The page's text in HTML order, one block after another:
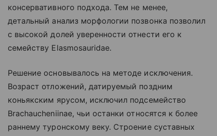
консервативного подхода. Тем не менее,
детальный анализ морфологии позвонка позволил
с высокой долей уверенности отнести его к
семейству Elasmosauridae.
Решение основывалось на методе исключения.
Возраст отложений, датируемый поздним
коньякским ярусом, исключил подсемейство
Brachaucheniinae, чьи останки относятся к более
раннему туронскому веку. Строение суставных